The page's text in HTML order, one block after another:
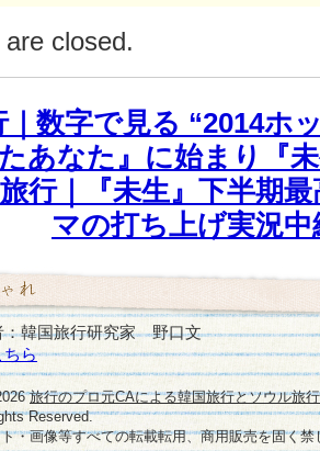
り
に
成
功！
(動
画
あ
は
closed.
｜数字で見る “2014ホ
あなた』に始まり『
行｜『未生』下半期
マの打ち上げ実況
：韓国旅行研究家 野口文
ちら
旅行のプロ元CAによる韓国旅行とソウル旅
Reserved.
・画像等すべての転載転用、商用販売を固く禁